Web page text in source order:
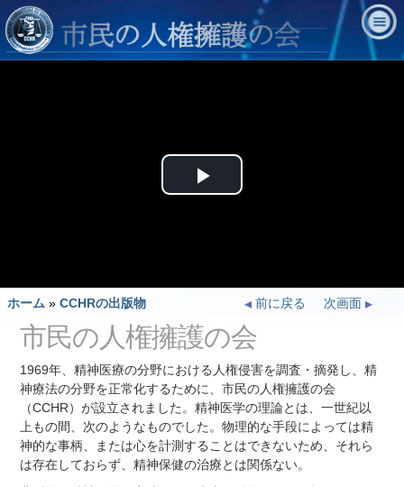
Play
ホーム » CCHRの出版物 次画面
前に戻る
市民の人権擁護の会
1969年、精神医療の分野における人権侵害を調査・摘発し、精
神療法の分野を正常化するために、市民の人権擁護の会
（CCHR）が設立されました。精神医学の理論とは、一世紀以
上もの間、次のようなものでした。物理的な手段によっては精
神的な事柄、または心を計測することはできないため、それら
は存在しておらず、精神保健の治療とは関係ない。